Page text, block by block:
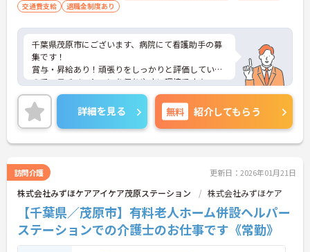
交通費支給
退職金制度あり
千葉県茂原市にございます、病院にて看護助手の募
集です！
賞与・昇給あり！頑張りをしっかりと評価している
ので、モチベーションを保ちやすい環境です★
また、育児休暇制度や利用可能な託児所があり、お
子様のいらっしゃる方でも安心して働けます◎
ご興味のある方は、マイナビ介護職までお問い合わ
せください。
詳細を見る 無料 紹介してもらう
訪問介護 更新日：2026年01月21日
株式会社みずほケアアイケア茂原ステーション 株式会社みずほケア
【千葉県／茂原市】有料老人ホーム併設ヘルパー
ステーションでの介護士のお仕事です《常勤》